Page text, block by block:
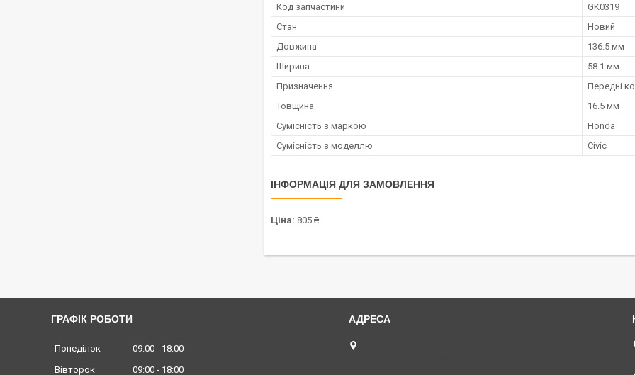
Код запчастини
GK0319
Стан
Новий
Довжина
136.5 мм
Ширина
58.1 мм
Призначення
Передні
Товщина
16.5 мм
Сумісність з маркою
Honda
Сумісність з моделлю
Civic
ІНФОРМАЦІЯ ДЛЯ ЗАМОВЛЕННЯ
Ціна: 805 ₴
ГРАФІК РОБОТИ
Понеділок 09:00
18:00
Вівторок
09:00 18:00